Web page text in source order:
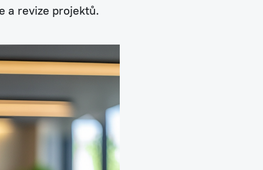
Návrhy, realizace a údržba teras
a revize projektů.